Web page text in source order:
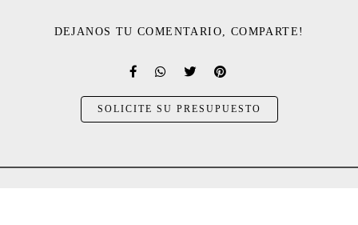
DEJANOS TU COMENTARIO, COMPARTE!
SOLICITE SU PRESUPUESTO